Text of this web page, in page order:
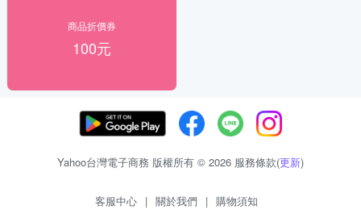
商品折價券
100元
Yahoo台灣電子商務 版權所有 © 2026 服務條款(更新)
客服中心 | 關於我們 | 購物須知